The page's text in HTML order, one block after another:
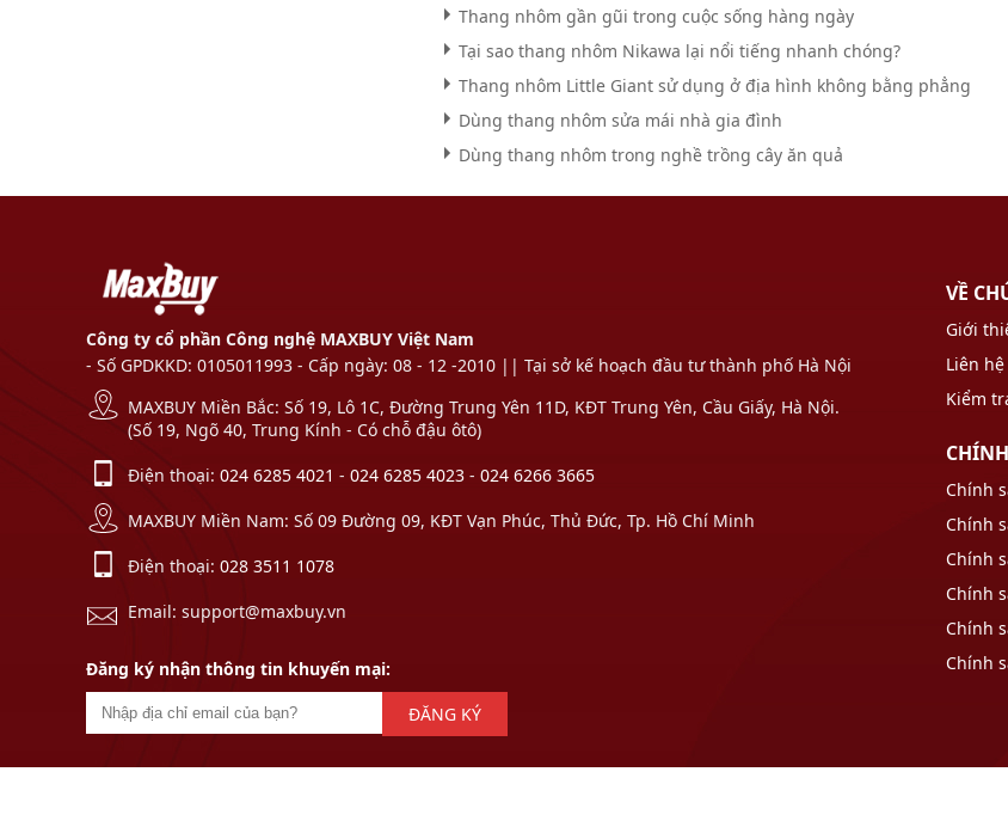
Thang nhôm gần gũi trong cuộc sống hàng ngày
Tại sao thang nhôm Nikawa lại nổi tiếng nhanh chóng?
Thang nhôm Little Giant sử dụng ở địa hình không bằng phẳng
Dùng thang nhôm sửa mái nhà gia đình
Dùng thang nhôm trong nghề trồng cây ăn quả
Công ty cổ phần Công nghệ MAXBUY Việt Nam
- Số GPDKKD: 0105011993 - Cấp ngày: 08 - 12 -2010 || Tại sở kế hoạch đầu tư thành phố Hà Nội
MAXBUY Miền Bắc: Số 19, Lô 1C, Đường Trung Yên 11D, KĐT Trung Yên, Cầu Giấy, Hà Nội.
(Số 19, Ngõ 40, Trung Kính - Có chỗ đậu ôtô)
Điện thoại: 024 6285 4021 - 024 6285 4023 - 024 6266 3665
MAXBUY Miền Nam: Số 09 Đường 09, KĐT Vạn Phúc, Thủ Đức, Tp. Hồ Chí Minh
Điện thoại: 028 3511 1078
Email: support@maxbuy.vn
Đăng ký nhận thông tin khuyến mại:
ĐĂNG KÝ
VỀ
Giới
Liên hệ
Kiểm
Chính
Chính
Chính
Chính
Chính
Chính